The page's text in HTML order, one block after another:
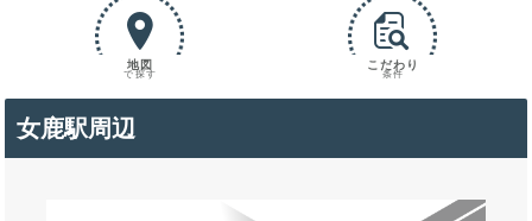
地図
で探す
こだわり
条件
女鹿駅周辺